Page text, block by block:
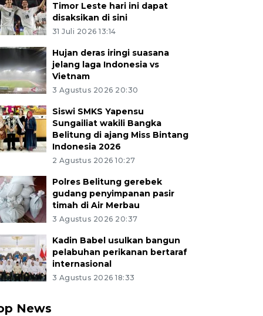
Timor Leste hari ini dapat
disaksikan di sini
31 Juli 2026 13:14
Hujan deras iringi suasana
jelang laga Indonesia vs
Vietnam
3 Agustus 2026 20:30
Siswi SMKS Yapensu
Sungailiat wakili Bangka
Belitung di ajang Miss Bintang
Indonesia 2026
2 Agustus 2026 10:27
Polres Belitung gerebek
gudang penyimpanan pasir
timah di Air Merbau
3 Agustus 2026 20:37
Kadin Babel usulkan bangun
pelabuhan perikanan bertaraf
internasional
3 Agustus 2026 18:33
News